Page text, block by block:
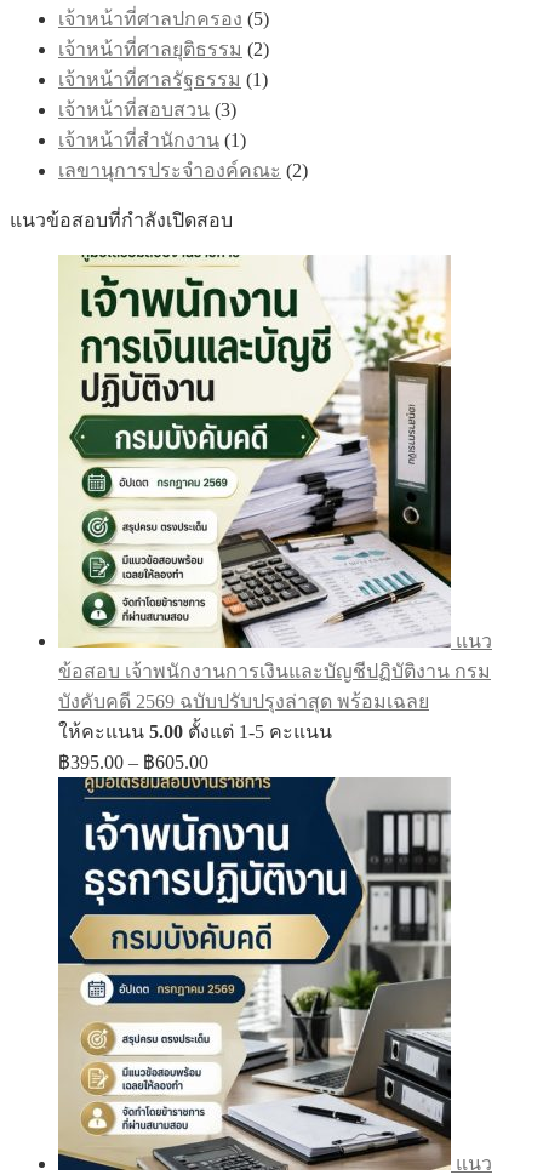
เจ้าหน้าที่ศาลปกครอง (5)
เจ้าหน้าที่ศาลยุติธรรม (2)
เจ้าหน้าที่ศาลรัฐธรรม (1)
เจ้าหน้าที่สอบสวน (3)
เจ้าหน้าที่สำนักงาน (1)
เลขานุการประจำองค์คณะ (2)
แนวข้อสอบที่กำลังเปิดสอบ
แนว
ข้อสอบ เจ้าพนักงานการเงินและบัญชีปฏิบัติงาน กรม
บังคับคดี 2569 ฉบับปรับปรุงล่าสุด พร้อมเฉลย
ให้คะแนน 5.00 ตั้งแต่ 1-5 คะแนน
฿395.00 – ฿605.00Price
range:
฿395.00
through
฿605.00
แนว